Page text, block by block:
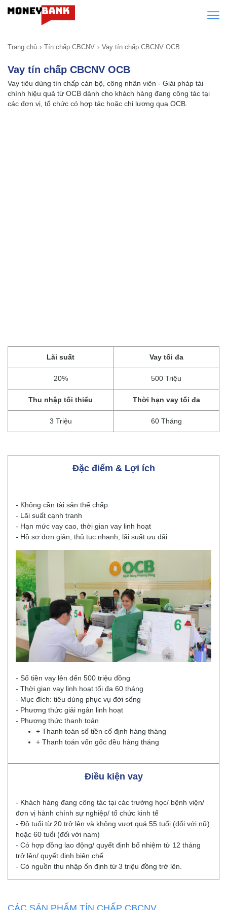
Trang chủ Tín chấp CBCNV Vay tín chấp CBCNV OCB
Vay tín chấp CBCNV OCB
Vay tiêu dùng tín chấp cán bộ, công nhân viên - Giải pháp tài
chính hiệu quả từ OCB dành cho khách hàng đang công tác tại
các đơn vị, tổ chức có hợp tác hoặc chi lương qua OCB.
Lãi suất
20%
Vay tối đa
500 Triệu
Thu nhập tối thiểu
3 Triệu
Thời hạn vay tối đa
60 Tháng
Đặc điểm & Lợi ích
- Không cần tài sản thế chấp
- Lãi suất cạnh tranh
- Hạn mức vay cao, thời gian vay linh hoạt
- Hồ sơ đơn giản, thủ tục nhanh, lãi suất ưu đãi
- Số tiền vay lên đến 500 triệu đồng
- Thời gian vay linh hoạt tối đa 60 tháng
- Mục đích: tiêu dùng phục vụ đời sống
- Phương thức giải ngân linh hoạt
- Phương thức thanh toán
+ Thanh toán số tiền cố định hàng tháng
+ Thanh toán vốn gốc đều hàng tháng
Điều kiện vay
- Khách hàng đang công tác tại các trường học/ bệnh viện/
đơn vị hành chính sự nghiệp/ tổ chức kinh tế
- Độ tuổi từ 20 trở lên và không vượt quá 55 tuổi (đối với nữ)
hoặc 60 tuổi (đối với nam)
- Có hợp đồng lao động/ quyết định bổ nhiệm từ 12 tháng
trở lên/ quyết định biên chế
- Có nguồn thu nhập ổn định từ 3 triệu đồng trở lên.
CÁC SẢN PHẨM TÍN CHẤP CBCNV